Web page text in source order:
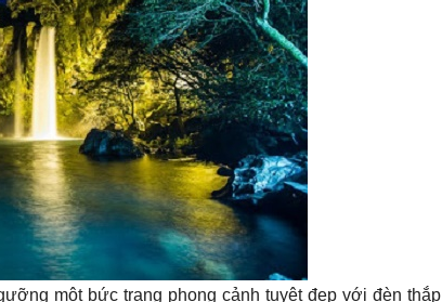
một bức trang phong cảnh tuyệt đẹp với đèn thắp